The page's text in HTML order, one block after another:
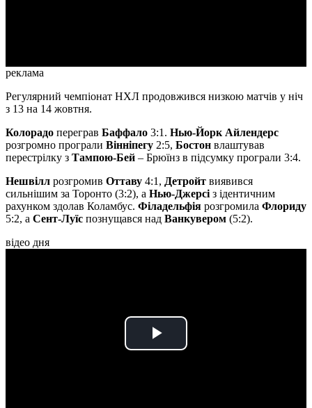
реклама
Регулярний чемпіонат НХЛ продовжився низкою матчів у ніч
з 13 на 14 жовтня.
Колорадо переграв Баффало 3:1. Нью-Йорк Айлендерс
розгромно програли Вінніпегу 2:5, Бостон влаштував
перестрілку з Тампою-Бей – Брюїнз в підсумку програли 3:4.
Нешвілл розгромив Оттаву 4:1, Детройт виявився
сильнішим за Торонто (3:2), а Нью-Джерсіз ідентичним
рахунком здолав Коламбус. Філадельфія розгромила Флориду
5:2, а Сент-Луїс познущався над Ванкувером (5:2).
відео дня
Play